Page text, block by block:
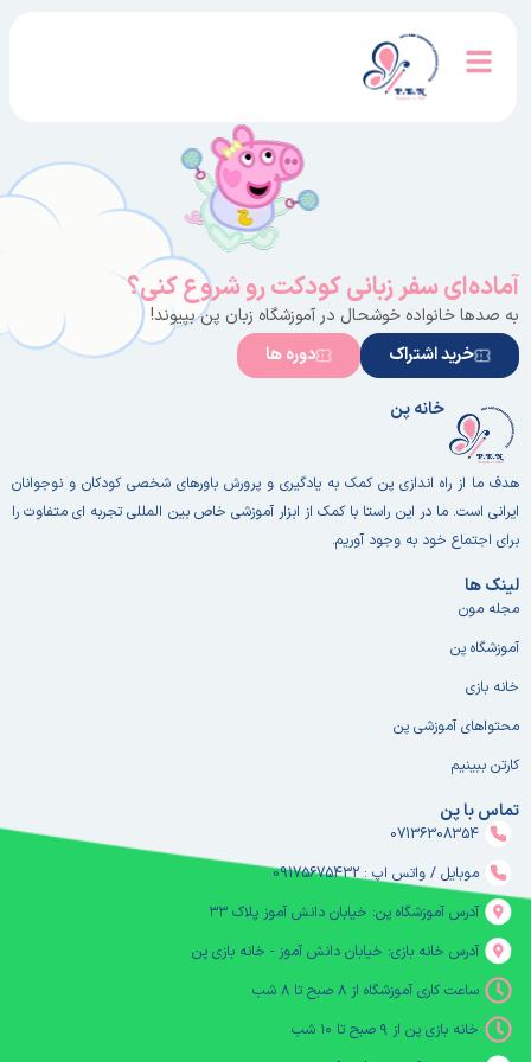
آماده‌ای سفر زبانی کودکت رو شروع کنی؟
به صدها خانواده خوشحال در آموزشگاه زبان پن بپیوند!
خرید اشتراک
دوره ها
خانه پن
هدف ما از راه اندازی پن کمک به یادگیری و پرورش باورهای شخصی کودکان و نوجوانان
ایرانی است. ما در این راستا با کمک از ابزار آموزشی خاص بین المللی تجربه ای متفاوت را
برای اجتماع خود به وجود آوریم.
لینک ها
مجله مون
آموزشگاه پن
خانه بازی
محتواهای آموزشی پن
کارتن ببینیم
تماس با پن
07136308354
موبایل / واتس اپ : 09175675432
آدرس آموزشگاه پن: خیابان دانش آموز پلاک ۳۳
آدرس خانه بازی: خیابان دانش آموز - خانه بازی پن
ساعت کاری آموزشگاه از ۸ صبح تا ۸ شب
خانه بازی پن از ۹ صبح تا ۱۰ شب